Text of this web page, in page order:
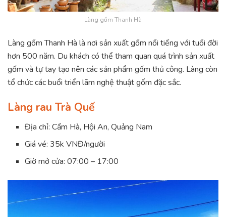
Làng gốm Thanh Hà
Làng gốm Thanh Hà là nơi sản xuất gốm nổi tiếng với tuổi đời
hơn 500 năm. Du khách có thể tham quan quá trình sản xuất
gốm và tự tay tạo nên các sản phẩm gốm thủ công. Làng còn
tổ chức các buổi triển lãm nghệ thuật gốm đặc sắc.
Làng rau Trà Quế
Địa chỉ: Cẩm Hà, Hội An, Quảng Nam
Giá vé: 35k VNĐ/người
Giờ mở cửa: 07:00 – 17:00